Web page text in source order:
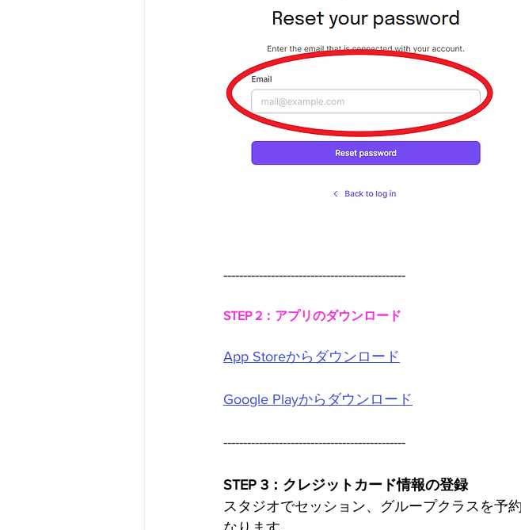
----------------------------------------------
STEP 2：アプリのダウンロード
App Storeからダウンロード
Google Playからダウンロード
----------------------------------------------
STEP 3：クレジットカード情報の登録
スタジオでセッション、グループクラスを予